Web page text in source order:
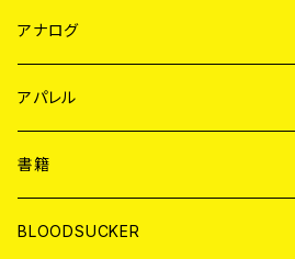
JAPAN
WORLD
アナログ
JAPAN
７EP
LP
WORLD
7EP
アパレル
JAPAN
T-shirt
WORLD
書籍
MAGAZINE
BLOODSUCKER